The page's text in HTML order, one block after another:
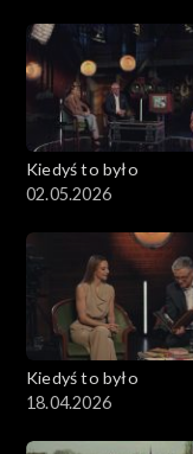
Kiedyś to było
02.05.2026
Kiedyś to było
18.04.2026